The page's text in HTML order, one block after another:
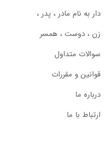
دار به نام مادر ، پدر ،
زن ، دوست ، همسر
سوالات متداول
قوانین و مقررات
درباره ما
ارتباط با ما